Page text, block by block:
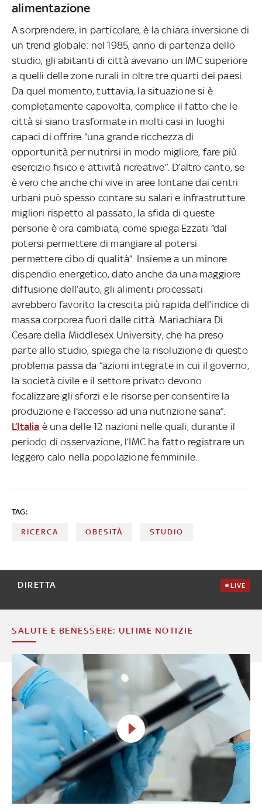
alimentazione
A sorprendere, in particolare, è la chiara inversione di
un trend globale: nel 1985, anno di partenza dello
studio, gli abitanti di città avevano un IMC superiore
a quelli delle zone rurali in oltre tre quarti dei paesi.
Da quel momento, tuttavia, la situazione si è
completamente capovolta, complice il fatto che le
città si siano trasformate in molti casi in luoghi
capaci di offrire “una grande ricchezza di
opportunità per nutrirsi in modo migliore, fare più
esercizio fisico e attività ricreative”. D’altro canto, se
è vero che anche chi vive in aree lontane dai centri
urbani può spesso contare su salari e infrastrutture
migliori rispetto al passato, la sfida di queste
persone è ora cambiata, come spiega Ezzati “dal
potersi permettere di mangiare al potersi
permettere cibo di qualità”. Insieme a un minore
dispendio energetico, dato anche da una maggiore
diffusione dell’auto, gli alimenti processati
avrebbero favorito la crescita più rapida dell’indice di
massa corporea fuori dalle città. Mariachiara Di
Cesare della Middlesex University, che ha preso
parte allo studio, spiega che la risoluzione di questo
problema passa da “azioni integrate in cui il governo,
la società civile e il settore privato devono
focalizzare gli sforzi e le risorse per consentire la
produzione e l'accesso ad una nutrizione sana”.
L’Italia è una delle 12 nazioni nelle quali, durante il
periodo di osservazione, l’IMC ha fatto registrare un
leggero calo nella popolazione femminile.
TAG:
RICERCA OBESITÀ STUDIO
DIRETTA LIVE
SALUTE E BENESSERE: ULTIME NOTIZIE